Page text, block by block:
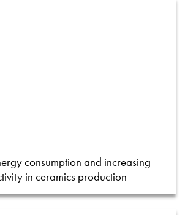
consumption and increasing
in ceramics production